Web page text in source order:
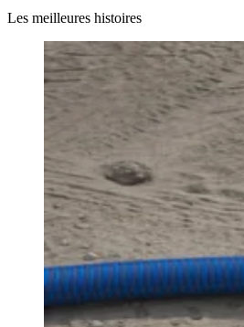
Les meilleures histoires